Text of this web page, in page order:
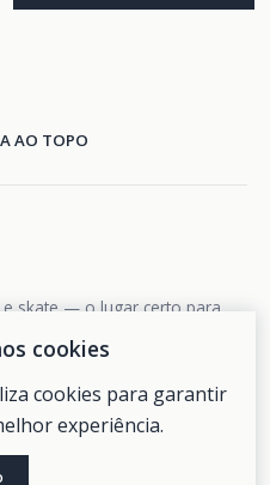
AO TOPO
skate — o lugar certo para
rodas e ondas.
cookies
cookies para garantir
experiência.